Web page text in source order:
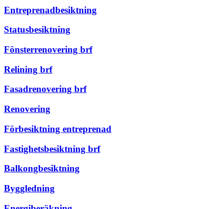
Entreprenadbesiktning
Statusbesiktning
Fönsterrenovering brf
Relining brf
Fasadrenovering brf
Renovering
Förbesiktning entreprenad
Fastighetsbesiktning brf
Balkongbesiktning
Byggledning